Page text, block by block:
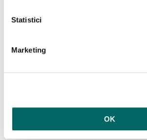
Statistici
Marketing
OK
a poveștii și întreabă-l pe copil dacă
acord cu ea, dacă pare probabilă
3. Crafturi inspirate
Puteți duce mai departe poveștile
jucării inspirate de acestea.
obiectele sau evenimentele care l-
cel mai mult pe copilul tău și la